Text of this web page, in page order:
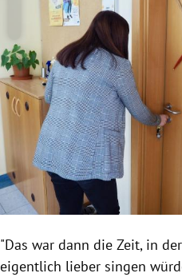
"Das war dann die Zeit, in
eigentlich lieber singen